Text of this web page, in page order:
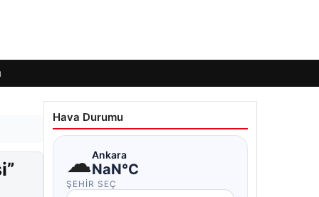
Hava Durumu
☁Ankara
NaN°C
ŞEHIR SEÇ